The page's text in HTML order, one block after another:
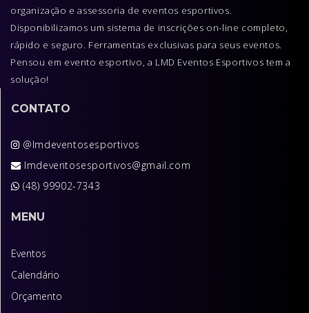
organização e assessoria de eventos esportivos.
Disponibilizamos um sistema de inscrições on-line completo,
rápido e seguro. Ferramentas exclusivas para seus eventos.
Pensou em evento esportivo, a LMD Eventos Esportivos tem a
solução!
CONTATO
@lmdeventosesportivos
lmdeventosesportivos@gmail.com
(48) 99902-7343
MENU
Eventos
Calendário
Orçamento